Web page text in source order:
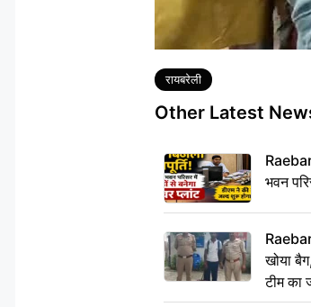
Tags
रायबरेली
Other Latest
भवन
खोया
टीम का